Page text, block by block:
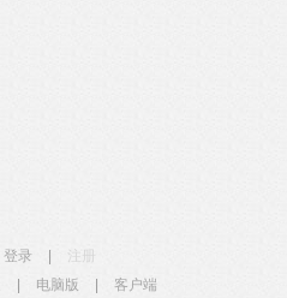
登录
电脑版
客户端